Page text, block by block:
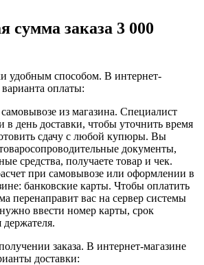
заказа 3 000
удобным способом. В интернет-
оплаты:
из магазина. Специалист
в день доставки, чтобы уточнить время
сдачу с любой купюры. Вы
документы,
средства, получаете товар и чек.
при самовывозе или оформлении в
банковские карты. Чтобы оплатить
перенаправит вас на сервер системы
ввести номер карты, срок
заказа. В интернет-магазине
доставки: